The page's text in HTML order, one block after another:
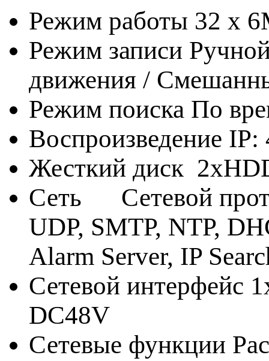
Режим работы 32 x
Режим записи
движения /
Режим поиска По
Воспроизведение
Жесткий диск
Сеть Сетевой
UDP, SMTP, NTP,
Alarm Server, IP
Сетевой интерфейс
DC48V
Сетевые функции